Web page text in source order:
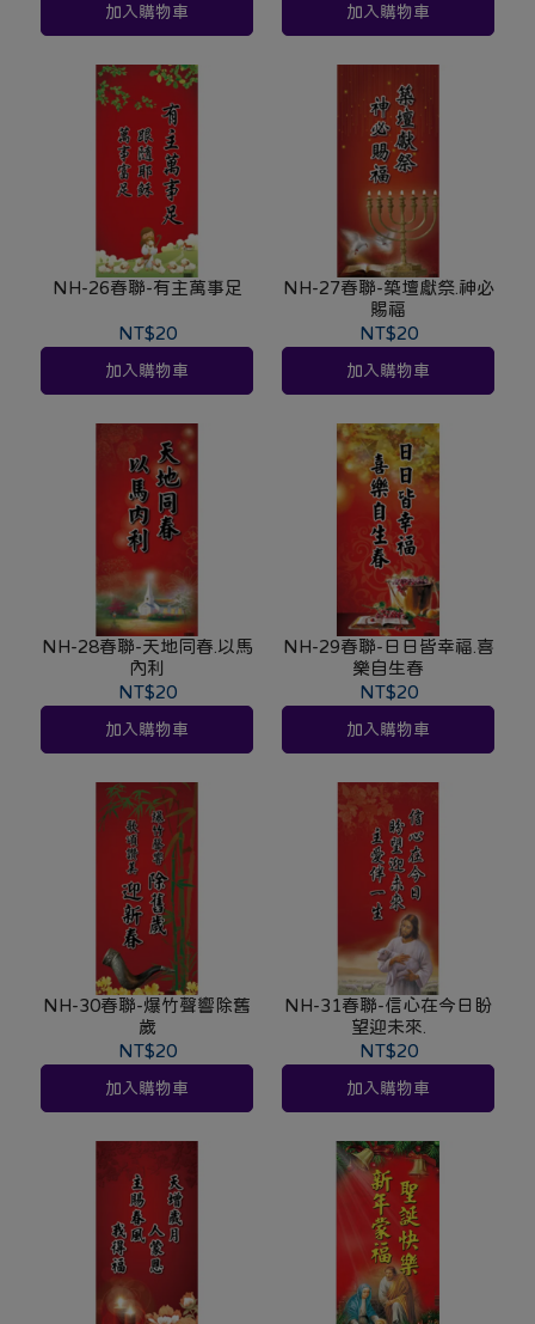
加入購物車 加入購物車
NH-26春聯-有主萬事足
NT$20
加入購物車
NH-27春聯-築壇獻祭.神必
賜福
NT$20
加入購物車
NH-28春聯-天地同春.以馬
內利
NT$20
加入購物車
NH-29春聯-日日皆幸福.喜
樂自生春
NT$20
加入購物車
NH-30春聯-爆竹聲響除舊
歲
NT$20
加入購物車
NH-31春聯-信心在今日盼
望迎未來.
NT$20
加入購物車